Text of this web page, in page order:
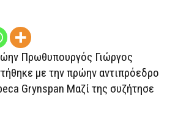
ΓΑΠ
Πρωθυπουργός Γιώργος
με την πρώην αντιπρόεδρο
Grynspan Μαζί της συζήτησε